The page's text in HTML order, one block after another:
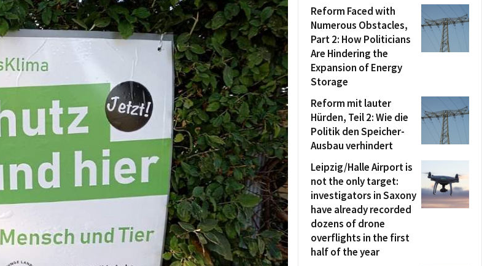
Reform Faced with
Numerous Obstacles,
Part 2: How Politicians
Are Hindering the
Expansion of Energy
Storage
Reform mit lauter
Hürden, Teil 2: Wie die
Politik den Speicher-
Ausbau verhindert
Leipzig/Halle Airport is
not the only target:
investigators in Saxony
have already recorded
dozens of drone
overflights in the first
half of the year